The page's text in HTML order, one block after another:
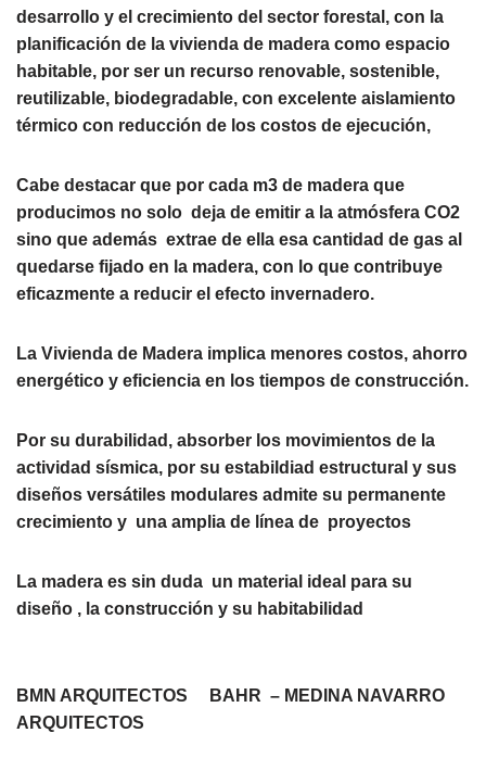
desarrollo y el crecimiento del sector forestal, con la
planificación de la vivienda de madera como espacio
habitable, por ser un recurso renovable, sostenible,
reutilizable, biodegradable, con excelente aislamiento
térmico con reducción de los costos de ejecución,
Cabe destacar que por cada m3 de madera que
producimos no solo deja de emitir a la atmósfera CO2
sino que además extrae de ella esa cantidad de gas al
quedarse fijado en la madera, con lo que contribuye
eficazmente a reducir el efecto invernadero.
La Vivienda de Madera implica menores costos, ahorro
energético y eficiencia en los tiempos de construcción.
Por su durabilidad, absorber los movimientos de la
actividad sísmica, por su estabildiad estructural y sus
diseños versátiles modulares admite su permanente
crecimiento y una amplia de línea de proyectos
La madera es sin duda un material ideal para su
diseño , la construcción y su habitabilidad
BMN ARQUITECTOS BAHR – MEDINA NAVARRO
ARQUITECTOS